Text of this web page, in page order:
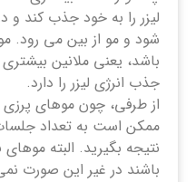
لیزر را به خود جذب کند و
شود و مو از بین می رود.
باشد، یعنی ملانین
جذب انرژی لیزر را دارد.
از طرفی، چون موهای پرزی
ممکن است به تعداد
نتیجه بگیرید. البته
باشند در غیر این صورت